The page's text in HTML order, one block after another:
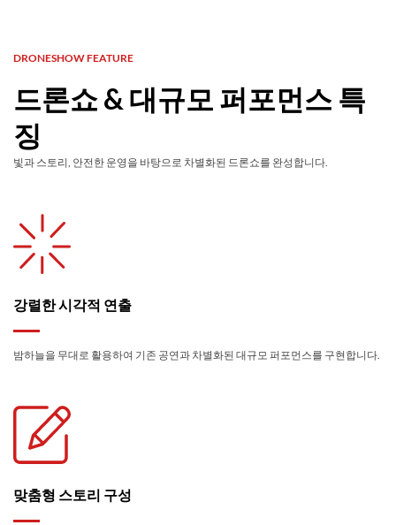
DRONESHOW FEATURE
드론쇼 & 대규모 퍼포먼스 특
징
빛과 스토리, 안전한 운영을 바탕으로 차별화된 드론쇼를 완성합니다.
강렬한 시각적 연출
밤하늘을 무대로 활용하여 기존 공연과 차별화된 대규모 퍼포먼스를 구현합니다.
맞춤형 스토리 구성